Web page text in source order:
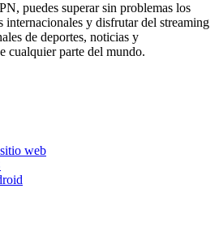
puedes superar sin problemas los
internacionales y disfrutar del streaming
de deportes, noticias y
cualquier parte del mundo.
web